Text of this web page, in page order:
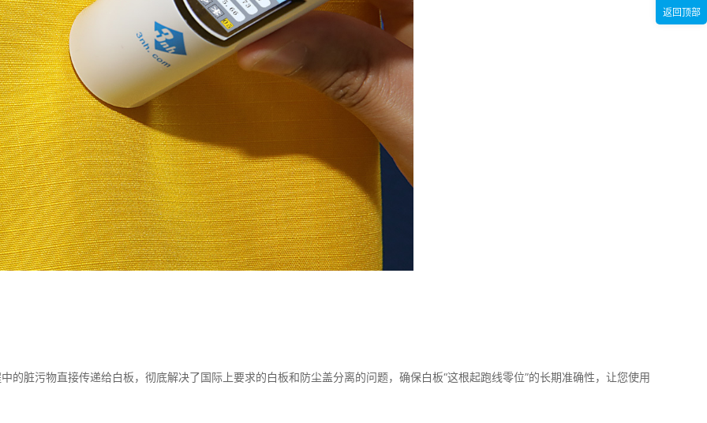
的脏污物直接传递给白板，彻底解决了国际上要求的白板和防尘盖分离的问题，确保白板“这根起跑线零位”的长期准确性，让您使用
返回顶部